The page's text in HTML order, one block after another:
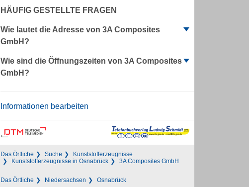
HÄUFIG GESTELLTE FRAGEN
Wie lautet die Adresse von 3A Composites
GmbH?
Wie sind die Öffnungszeiten von 3A Composites
GmbH?
Informationen bearbeiten
Das Örtliche Suche
Kunststofferzeugnisse
Kunststofferzeugnisse in Osnabrück
3A Composites GmbH
Das Örtliche Niedersachsen Osnabrück